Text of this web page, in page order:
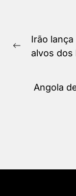
dePrevious
Irão
alvos dos
Angola